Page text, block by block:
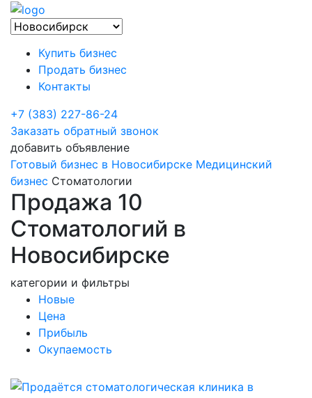
Купить бизнес
Продать бизнес
Контакты
+7 (383) 227-86-24
Заказать обратный звонок
добавить объявление
Готовый бизнес в Новосибирске Медицинский
бизнес Стоматологии
Продажа 10
Стоматологий в
Новосибирске
категории и фильтры
Новые
Цена
Прибыль
Окупаемость